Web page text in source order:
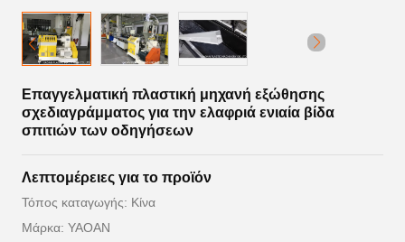
Επαγγελματική πλαστική μηχανή εξώθησης
σχεδιαγράμματος για την ελαφριά ενιαία βίδα
σπιτιών των οδηγήσεων
Λεπτομέρειες για το προϊόν
Τόπος καταγωγής: Κίνα
Μάρκα: YAOAN